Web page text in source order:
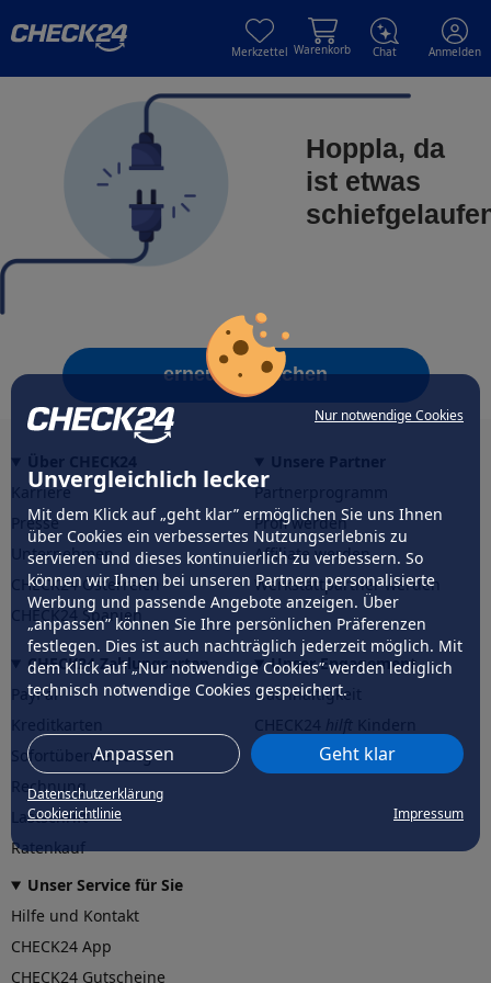
Nur notwendige Cookies
Unvergleichlich lecker
Mit dem Klick auf „geht klar” ermöglichen Sie uns Ihnen
über Cookies ein verbessertes Nutzungserlebnis zu
servieren und dieses kontinuierlich zu verbessern. So
können wir Ihnen bei unseren Partnern personalisierte
Werbung und passende Angebote anzeigen. Über
„anpassen” können Sie Ihre persönlichen Präferenzen
festlegen. Dies ist auch nachträglich jederzeit möglich. Mit
dem Klick auf „Nur notwendige Cookies” werden lediglich
technisch notwendige Cookies gespeichert.
Anpassen Geht klar
Datenschutzerklärung
Cookierichtlinie
Impressum
Merkzettel Warenkorb Chat Anmelden
Hoppla, da
ist etwas
erneut versuchen
Karriere
Presse
Unternehmen
CHECK24 Österreich
CHECK24 Spanien
Partnerprogramm
Profi werden
Affiliate werden
Werkstattpartner werden
CHECK24 Zahlungsarten
PayPal
Sofortüberweisung
Rechnung
Lastschrift
Ratenkauf
Unser Engagement
Nachhaltigkeit
CHECK24hilftder Natur
Unser Service für Sie
Hilfe und Kontakt
CHECK24 App
CHECK24 Gutscheine